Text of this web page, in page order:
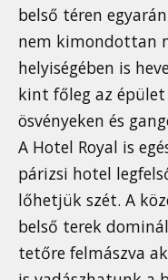
belső téren
nem kimondottan
helyiségében is
kint főleg az
ösvényeken és
A Hotel Royal is
párizsi hotel
lőhetjük szét. A
belső terek
tetőre felmászva